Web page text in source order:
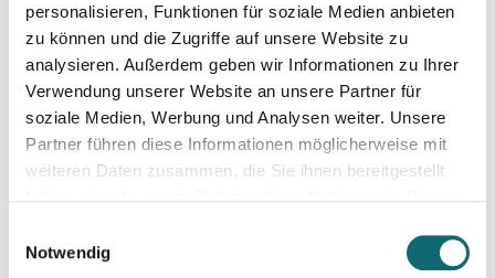
personalisieren, Funktionen für soziale Medien anbieten
zu können und die Zugriffe auf unsere Website zu
analysieren. Außerdem geben wir Informationen zu Ihrer
Verwendung unserer Website an unsere Partner für
soziale Medien, Werbung und Analysen weiter. Unsere
Partner führen diese Informationen möglicherweise mit
weiteren Daten zusammen, die Sie ihnen bereitgestellt
Notwendig
05.10.2023
Professionell moderieren
11.10.2023
TikTok für Publisher: Analyse journalistischer Formate &
SEO: Suchmaschinenoptimierung für Journalist:innen